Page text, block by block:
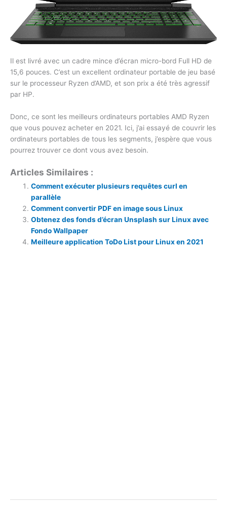
Il est livré avec un cadre mince d’écran micro-bord Full HD de
15,6 pouces. C’est un excellent ordinateur portable de jeu basé
sur le processeur Ryzen d’AMD, et son prix a été très agressif
par HP.
Donc, ce sont les meilleurs ordinateurs portables AMD Ryzen
que vous pouvez acheter en 2021. Ici, j’ai essayé de couvrir les
ordinateurs portables de tous les segments, j’espère que vous
pourrez trouver ce dont vous avez besoin.
Articles Similaires :
Comment exécuter plusieurs requêtes curl en
parallèle
Comment convertir PDF en image sous Linux
Obtenez des fonds d’écran Unsplash sur Linux avec
Fondo Wallpaper
Meilleure application ToDo List pour Linux en 2021